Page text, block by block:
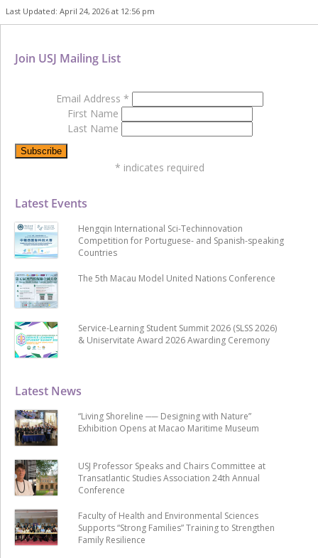
Last Updated: April 24, 2026 at 12:56 pm
Latest News
“Living Shoreline ── Designing with Nature”
Exhibition Opens at Macao Maritime Museum
USJ Professor Speaks and Chairs Committee at
Transatlantic Studies Association 24th Annual
Conference
Faculty of Health and Environmental Sciences
Supports “Strong Families” Training to Strengthen
Family Resilience
Latest Events
Hengqin International Sci-Techinnovation
Competition for Portuguese- and Spanish-speaking
Countries
The 5th Macau Model United Nations Conference
Service-Learning Student Summit 2026 (SLSS 2026)
& Uniservitate Award 2026 Awarding Ceremony
Join USJ Mailing List
Email Address *
First Name
Last Name
* indicates required